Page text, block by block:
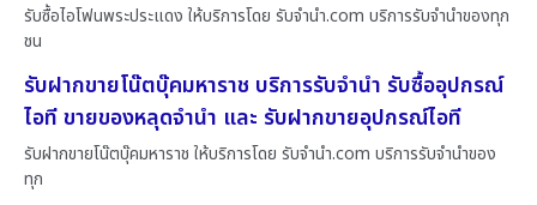
รับซื้อไอโฟนพระประแดง ให้บริการโดย รับจํานํา.com บริการรับจำนำของทุก
ชน
รับฝากขายโน๊ตบุ๊คมหาราช บริการรับจำนำ รับซื้ออุปกรณ์
ไอที ขายของหลุดจำนำ และ รับฝากขายอุปกรณ์ไอที
รับฝากขายโน๊ตบุ๊คมหาราช ให้บริการโดย รับจํานํา.com บริการรับจำนำของ
ทุก